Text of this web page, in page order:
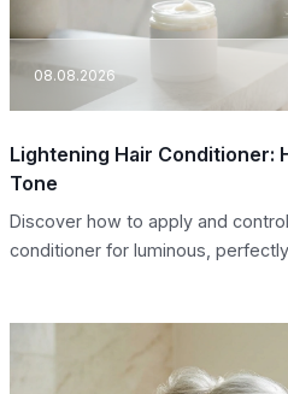
08.08.2026
Lightening Hair Conditioner:
Tone
Discover how to apply and
conditioner for luminous,